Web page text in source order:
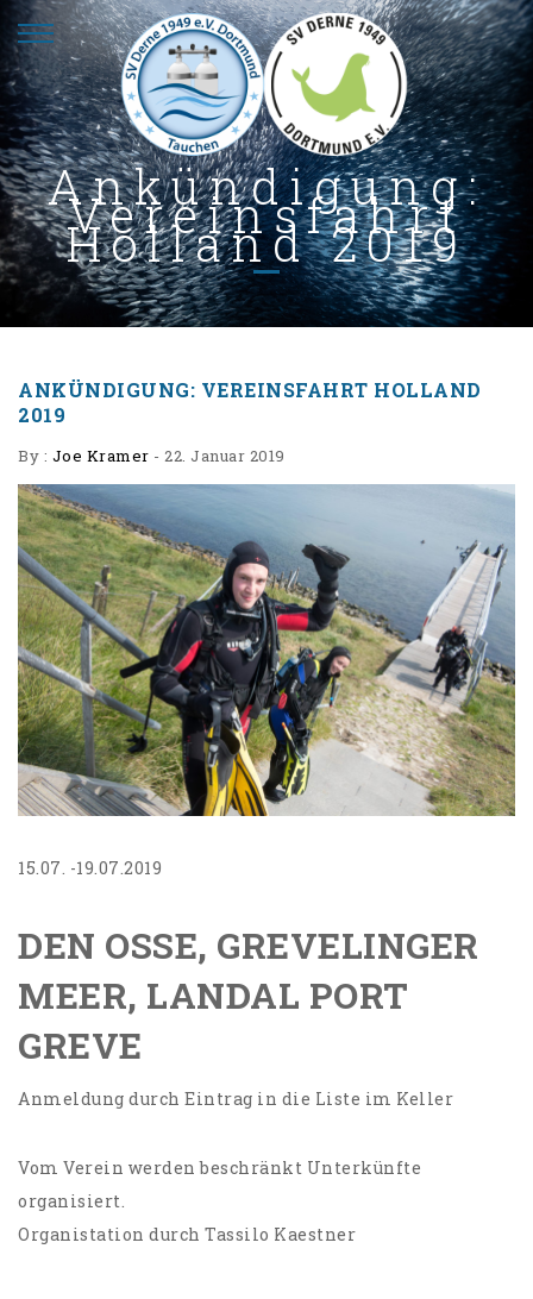
Ankündigung:
Vereinsfahrt
Holland 2019
ANKÜNDIGUNG: VEREINSFAHRT HOLLAND
2019
By : Joe Kramer - 22. Januar 2019
15.07. -19.07.2019
DEN OSSE, GREVELINGER
MEER, LANDAL PORT
GREVE
Anmeldung durch Eintrag in die Liste im Keller
Vom Verein werden beschränkt Unterkünfte
organisiert.
Organistation durch Tassilo Kaestner